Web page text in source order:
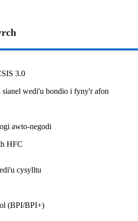
3.0
wedi'u bondio i fyny'r afon
awto-negodi
HFC
cysylltu
(BPI/BPI+)